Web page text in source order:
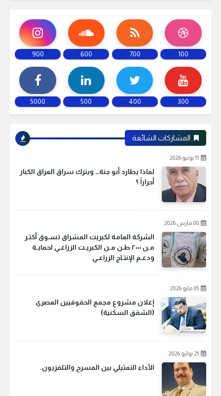
100
700
600
900
300
400
500
5000
المشاركات الشائعة
11 يونيو 2026
لماذا يطارد أبو جنة… ويترك سراق العراق الكبار
أحراراً ؟
08 مارس 2026
الشركة العامة لكبريت المشراق تسـوق أكثـر
مـن ٢٠٠٠ طـن مـن الكبريـت الزراعـي لحمايـة
ودعـم الإنتـاج الزراعـي
05 مايو 2026
إعلان مشروع مجمع الحقوقيين العصري
(الشقق السكنية)
21 يوليو 2026
الأداء التمثيلي بين المسرح والتلفزيون.